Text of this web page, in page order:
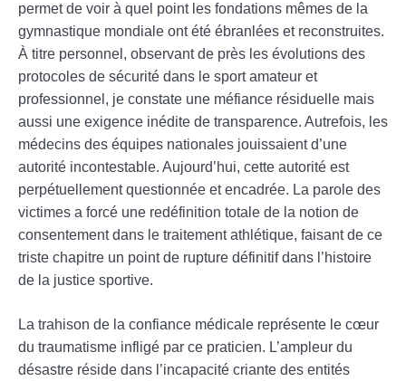
permet de voir à quel point les fondations mêmes de la
gymnastique mondiale ont été ébranlées et reconstruites.
À titre personnel, observant de près les évolutions des
protocoles de sécurité dans le sport amateur et
professionnel, je constate une méfiance résiduelle mais
aussi une exigence inédite de transparence. Autrefois, les
médecins des équipes nationales jouissaient d’une
autorité incontestable. Aujourd’hui, cette autorité est
perpétuellement questionnée et encadrée. La parole des
victimes a forcé une redéfinition totale de la notion de
consentement dans le traitement athlétique, faisant de ce
triste chapitre un point de rupture définitif dans l’histoire
de la justice sportive.
La trahison de la confiance médicale représente le cœur
du traumatisme infligé par ce praticien. L’ampleur du
désastre réside dans l’incapacité criante des entités